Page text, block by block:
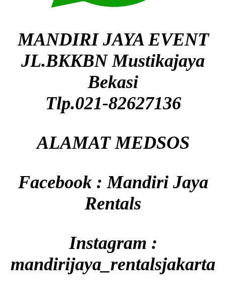
MANDIRI JAYA EVENT
JL.BKKBN Mustikajaya
Bekasi
Tlp.021-82627136
ALAMAT MEDSOS
Facebook : Mandiri Jaya
Rentals
Instagram :
mandirijaya_rentalsjakarta